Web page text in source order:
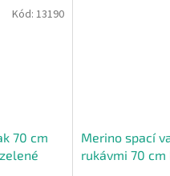
70 cm
Kód: 13190
Merino spací
rukávmi 70 cm